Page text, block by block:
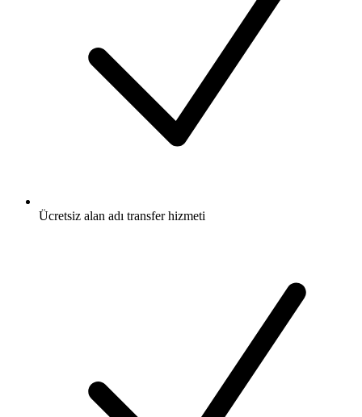
Ücretsiz alan adı transfer hizmeti